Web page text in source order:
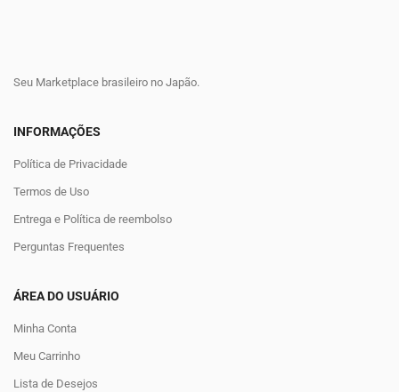
Seu Marketplace brasileiro no Japão.
INFORMAÇÕES
Política de Privacidade
Termos de Uso
Entrega e Política de reembolso
Perguntas Frequentes
ÁREA DO USUÁRIO
Minha Conta
Meu Carrinho
Lista de Desejos